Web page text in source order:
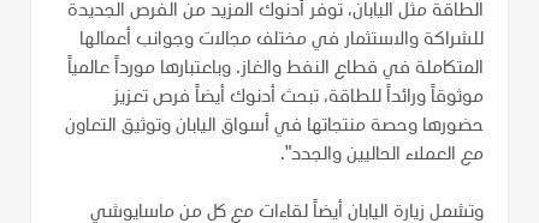
الطاقة مثل اليابان، توفر أدنوك المزيد من الفرص الجديدة
للشراكة والاستثمار في مختلف مجالات وجوانب أعمالها
المتكاملة في قطاع النفط والغاز. وباعتبارها مورداً عالمياً
موثوقاً ورائداً للطاقة، تبحث أدنوك أيضاً فرص تعزيز
حضورها وحصة منتجاتها في أسواق اليابان وتوثيق التعاون
مع العملاء الحاليين والجدد".
وتشمل زيارة اليابان أيضاً لقاءات مع كل من ماسايوشي